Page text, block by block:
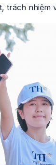
trách nhiệm